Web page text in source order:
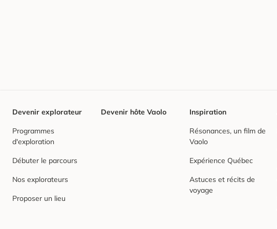
Devenir explorateur
Programmes
d'exploration
Débuter le parcours
Nos explorateurs
Proposer un lieu
Devenir hôte Vaolo Inspiration
Résonances, un film de
Vaolo
Expérience Québec
Astuces et récits de
voyage